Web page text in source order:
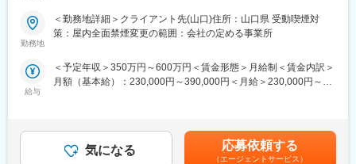
また、エンジニア業務に必要な知識やスキルをご自身のペースや
タイミングに合わせて習得することができます。
◇Be-Pro研修
◇e-ラーニング
◇腰を据えて安心して働ける環境
安定した経営基盤をもとに、各種手当や福利厚生、働きやすい環
境づくりなどに積極的に取り組んでいます。残業も月平均10時間
■業務概要【変更の範囲：会社の定める業務】
働くことが可能です。
【プロジェクト実績】
的研究機関等多岐に渡ります。
※状況によって上記プロジェクト以外にアサインとなることがござ
勤務地
＜勤務地詳細＞クライアント先(山口)住所：山口県 受動喫煙対
策：屋内全面禁煙変更の範囲：会社の定める事業所
給与
＜予定年収＞350万円～600万円＜賃金形態＞月給制＜賃金内訳＞
月額（基本給）：230,000円～390,000円＜月給＞230,000円～
はあくまでも目安の金額であり、選考を通じて上下する可能性が
あります。月給(月額)は固定手当を含めた表記です。
気になる 応募依頼する
（エージェントサービス）